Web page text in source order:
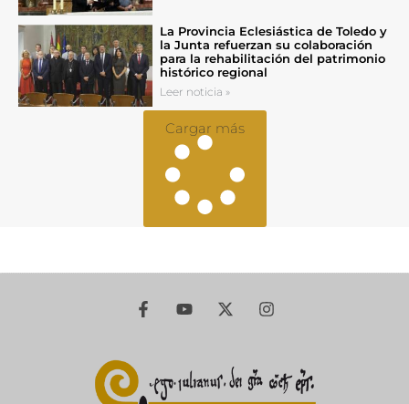
La Provincia Eclesiástica de Toledo y
la Junta refuerzan su colaboración
para la rehabilitación del patrimonio
histórico regional
Leer noticia »
Cargar más